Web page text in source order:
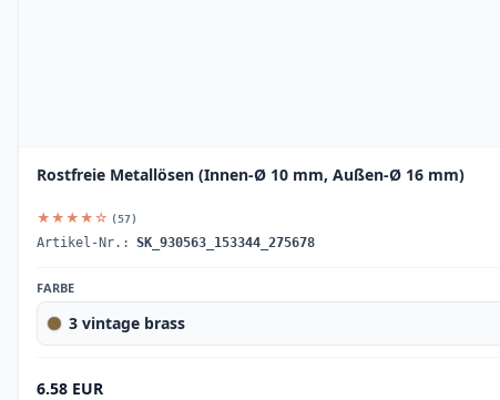
Rostfreie Metallösen (Innen-Ø 10 mm, Außen-Ø 16 mm)
★★★★☆ (57)
Artikel-Nr.: SK_930563_153344_275678
FARBE
3 vintage brass
6.58 EUR